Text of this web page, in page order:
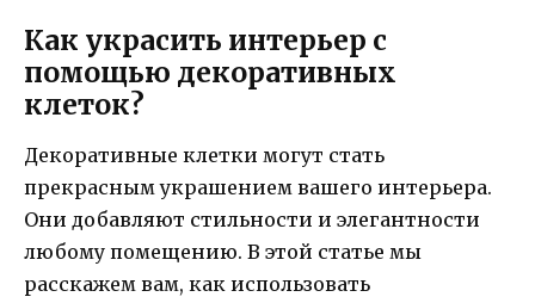
Как украсить интерьер с
помощью декоративных
клеток?
Декоративные клетки могут стать
прекрасным украшением вашего интерьера.
Они добавляют стильности и элегантности
любому помещению. В этой статье мы
расскажем вам, как использовать